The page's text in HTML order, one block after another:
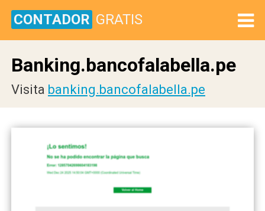
CONTADOR GRATIS
Banking.bancofalabella.pe
Visita banking.bancofalabella.pe